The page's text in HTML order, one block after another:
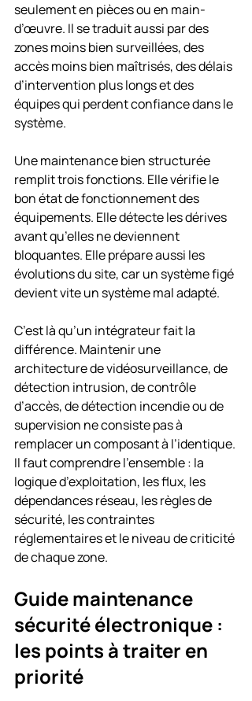
seulement en pièces ou en main-
d’œuvre. Il se traduit aussi par des
zones moins bien surveillées, des
accès moins bien maîtrisés, des délais
d’intervention plus longs et des
équipes qui perdent confiance dans le
système.
Une maintenance bien structurée
remplit trois fonctions. Elle vérifie le
bon état de fonctionnement des
équipements. Elle détecte les dérives
avant qu’elles ne deviennent
bloquantes. Elle prépare aussi les
évolutions du site, car un système figé
devient vite un système mal adapté.
C’est là qu’un intégrateur fait la
différence. Maintenir une
architecture de vidéosurveillance, de
détection intrusion, de contrôle
d’accès, de détection incendie ou de
supervision ne consiste pas à
remplacer un composant à l’identique.
Il faut comprendre l’ensemble : la
logique d’exploitation, les flux, les
dépendances réseau, les règles de
sécurité, les contraintes
réglementaires et le niveau de criticité
de chaque zone.
Guide maintenance
sécurité électronique :
les points à traiter en
priorité